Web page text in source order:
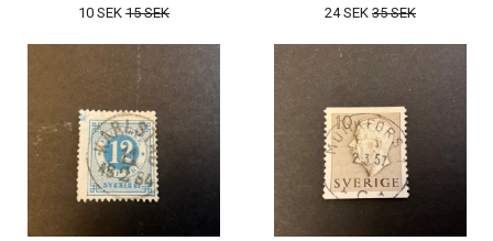
10 SEK 15 SEK 24 SEK 35 SEK